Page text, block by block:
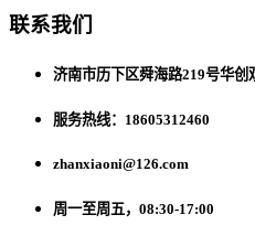
联系我们
济南市历下区舜海路219号华创
服务热线：18605312460
zhanxiaoni@126.com
周一至周五，08:30-17:00